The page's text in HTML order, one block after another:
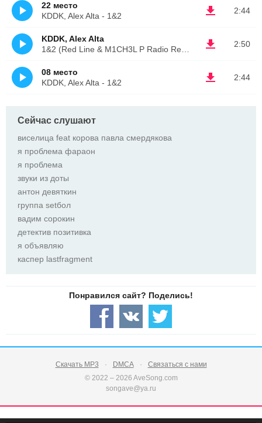
2:44
22 место
KDDK, Alex Alta - 1&2
2:50
KDDK, Alex Alta
2:44
08 место
KDDK, Alex Alta - 1&2
Сейчас слушают
виселица feat корова павла смердякова
я проблема фараон
я проблема
звуки из доты
антон девяткин
группа setбол
вадим сорокин
детектив позитивка
я объявляю
каспер lastfragment
Скачать MP3 DMCA
Связаться с нами
© 2022 – 2026 AveSong.com
songave@ya.ru